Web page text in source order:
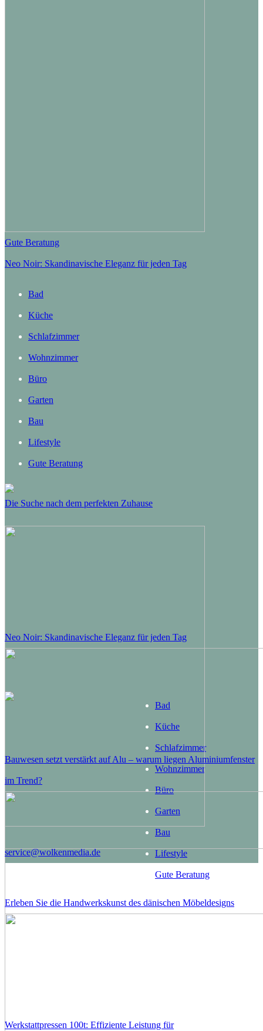
Gute Beratung
Neo Noir: Skandinavische Eleganz für jeden Tag
Bad
Küche
Schlafzimmer
Wohnzimmer
Büro
Garten
Bau
Lifestyle
Gute Beratung
Die Suche nach dem perfekten Zuhause
Neo Noir: Skandinavische Eleganz für jeden Tag
Bauwesen setzt verstärkt auf Alu – warum liegen Aluminiumfenster
im Trend?
Erleben Sie die Handwerkskunst des dänischen Möbeldesigns
Werkstattpressen 100t: Effiziente Leistung für
Bad
Küche
Schlafzimmer
Wohnzimmer
Büro
Garten
Bau
Lifestyle
Gute Beratung
service@wolkenmedia.de